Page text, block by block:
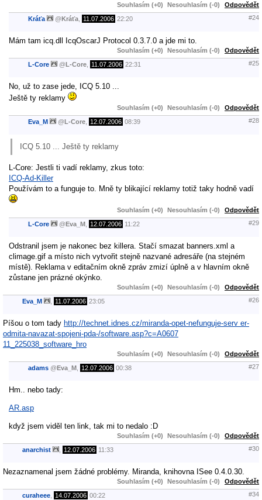
Souhlasím (+0) Nesouhlasím (-0) Odpovědět
Kráťa @Kráťa 11.07.2006 22:20 #24
Mám tam icq.dll IcqOscarJ Protocol 0.3.7.0 a jde mi to.
Souhlasím (+0) Nesouhlasím (-0) Odpovědět
L-Core @L-Core 11.07.2006 22:31 #25
No, už to zase jede, ICQ 5.10 ...
Ještě ty reklamy
Souhlasím (+0) Nesouhlasím (-0) Odpovědět
Eva_M @L-Core 12.07.2006 08:39 #28
ICQ 5.10 ... Ještě ty reklamy
L-Core: Jestli ti vadí reklamy, zkus toto:
ICQ-Ad-Killer
Používám to a funguje to. Mně ty blikající reklamy totiž taky hodně vadí
Souhlasím (+0) Nesouhlasím (-0) Odpovědět
L-Core @Eva_M 12.07.2006 11:22 #29
Odstranil jsem je nakonec bez killera. Stačí smazat banners.xml a
climage.gif a místo nich vytvořit stejně nazvané adresáře (na stejném
místě). Reklama v editačním okně zpráv zmizí úplně a v hlavním okně
zůstane jen prázné okýnko.
Souhlasím (+0) Nesouhlasím (-0) Odpovědět
Eva_M 11.07.2006 23:05 #26
Píšou o tom tady http://technet.idnes.cz/miranda-opet-nefunguje-serv er-
odmita-navazat-spojeni-pda-/software.asp?c=A0607
11_225038_software_hro
Souhlasím (+0) Nesouhlasím (-0) Odpovědět
adams @Eva_M 12.07.2006 00:38 #27
Hm.. nebo tady:
AR.asp
když jsem viděl ten link, tak mi to nedalo :D
Souhlasím (+0) Nesouhlasím (-0) Odpovědět
anarchist 12.07.2006 11:33 #30
Nezaznamenal jsem žádné problémy. Miranda, knihovna ISee 0.4.0.30.
Souhlasím (+0) Nesouhlasím (-0) Odpovědět
curaheee 14.07.2006 00:22 #34